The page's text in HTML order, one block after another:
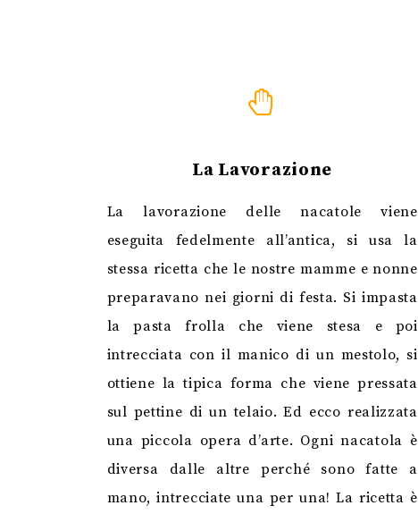
La Lavorazione
La lavorazione delle nacatole viene
eseguita fedelmente all’antica, si usa la
stessa ricetta che le nostre mamme e nonne
preparavano nei giorni di festa. Si impasta
la pasta frolla che viene stesa e poi
intrecciata con il manico di un mestolo, si
ottiene la tipica forma che viene pressata
sul pettine di un telaio. Ed ecco realizzata
una piccola opera d’arte. Ogni nacatola è
diversa dalle altre perché sono fatte a
mano, intrecciate una per una! La ricetta è